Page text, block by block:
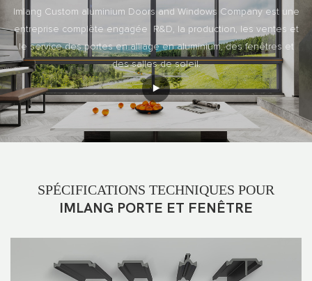
Imlang Custom aluminium Doors and Windows Company est une
entreprise complète engagée R&D, la production, les ventes et
le service des portes en alliage en aluminium, des fenêtres et
des salles de soleil.
SPÉCIFICATIONS TECHNIQUES POUR
IMLANG PORTE ET FENÊTRE